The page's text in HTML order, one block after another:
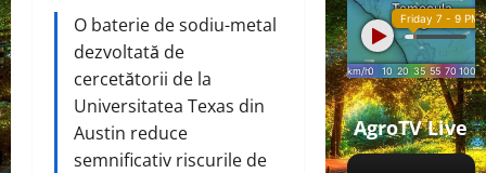
O baterie de sodiu-metal
dezvoltată de
cercetătorii de la
Universitatea Texas din
Austin reduce
semnificativ riscurile de
AgroTV Live